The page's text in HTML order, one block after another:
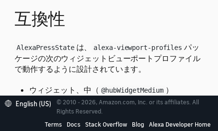
互換性
AlexaPressState は、 alexa-viewport-profiles パッ
ケージの次のウィジェットビューポートプロファイル
で動作するように設計されています。
ウィジェット、中（ @hubWidgetMedium ）
サポートされていないビューポートで
AlexaPressState を使用すると、予期しない結果にな
English (US)
© 2010 - 2026, Amazon.com, Inc. or its affiliates. All
Rights Reserved.
Terms
Docs Stack Overflow Blog Alexa Developer Home